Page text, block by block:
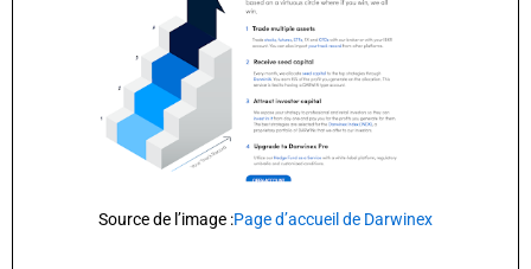
Source de l’image :Page d’accueil de Darwinex